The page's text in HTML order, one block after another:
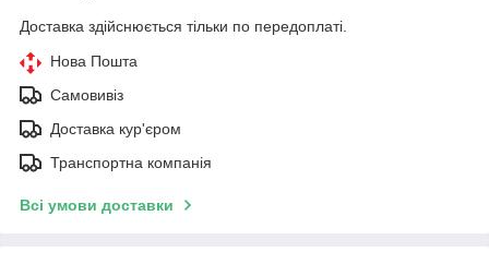
Доставка здійснюється тільки по передоплаті.
Нова Пошта
Самовивіз
Доставка кур'єром
Транспортна компанія
Всі умови доставки